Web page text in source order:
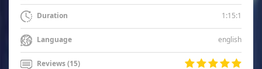
Duration 1:15:1
Language english
Reviews (15)